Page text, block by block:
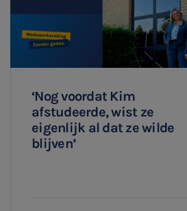
Contact
Locaties
‘Nog voordat Kim
afstudeerde, wist ze
eigenlijk al dat ze wilde
blijven’